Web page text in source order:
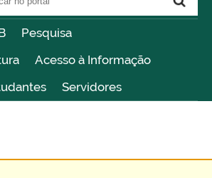
Pesquisa
Acesso à Informação
Servidores